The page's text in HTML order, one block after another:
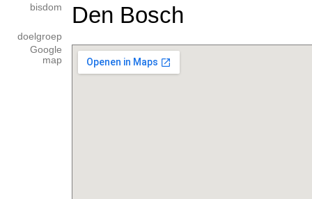
bisdom Den Bosch
doelgroep
Google
map